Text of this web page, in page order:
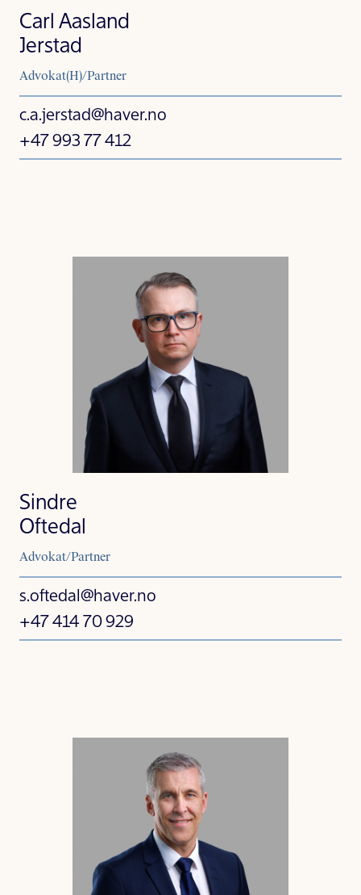
Carl Aasland
Jerstad
Advokat(H)/Partner
c.a.jerstad@haver.no
+47 993 77 412
Sindre
Oftedal
Advokat/Partner
s.oftedal@haver.no
+47 414 70 929